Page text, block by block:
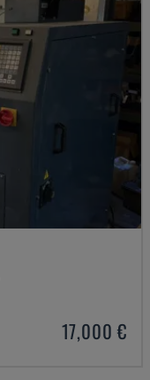
17,000 €